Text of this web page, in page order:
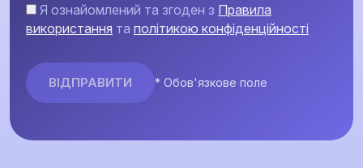
Я ознайомлений та згоден з Правила
використання та політикою конфіденційності
* Обов'язкове поле